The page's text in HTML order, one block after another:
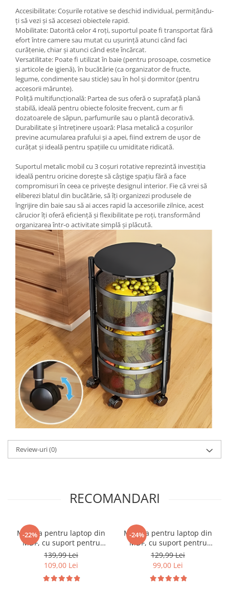
Accesibilitate: Coșurile rotative se deschid individual, permițându-
ți să vezi și să accesezi obiectele rapid.
Mobilitate: Datorită celor 4 roți, suportul poate fi transportat fără
efort între camere sau mutat cu ușurință atunci când faci
curățenie, chiar și atunci când este încărcat.
Versatilitate: Poate fi utilizat în baie (pentru prosoape, cosmetice
și articole de igienă), în bucătărie (ca organizator de fructe,
legume, condimente sau sticle) sau în hol și dormitor (pentru
accesorii mărunte).
Poliță multifuncțională: Partea de sus oferă o suprafață plană
stabilă, ideală pentru obiecte folosite frecvent, cum ar fi
dozatoarele de săpun, parfumurile sau o plantă decorativă.
Durabilitate și întreținere ușoară: Plasa metalică a coșurilor
previne acumularea prafului și a apei, fiind extrem de ușor de
curățat și ideală pentru spațiile cu umiditate ridicată.
Suportul metalic mobil cu 3 coșuri rotative reprezintă investiția
ideală pentru oricine dorește să câștige spațiu fără a face
compromisuri în ceea ce privește designul interior. Fie că vrei să
eliberezi blatul din bucătărie, să îți organizezi produsele de
îngrijire din baie sau să ai acces rapid la accesoriile zilnice, acest
cărucior îți oferă eficiență și flexibilitate pe roți, transformând
organizarea într-o activitate simplă și plăcută.
Review-uri(0)
RECOMANDARI
-22%
Masuta pentru laptop din
MDF, cu suport pentru
pahar, inclinare reglabila,
Negru, 60 x 32 x 25 cm
139,99 Lei
109,00 Lei
-24%
Masuta pentru laptop din
MDF, cu suport pentru
pahar, inclinare reglabila,
Alb, 60 x 32 x 25 cm
129,99 Lei
99,00 Lei